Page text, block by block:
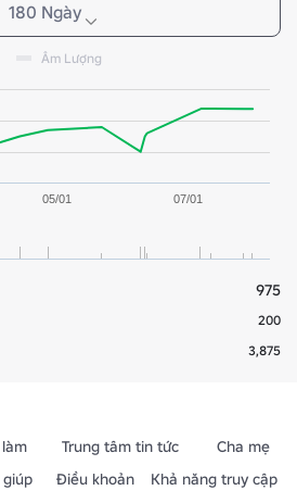
180 Ngày
Âm Lượng
05/01 07/01
975
200
3,875
Trung tâm tin tức
Cha mẹ
giúp Điều khoản
Khả năng truy cập